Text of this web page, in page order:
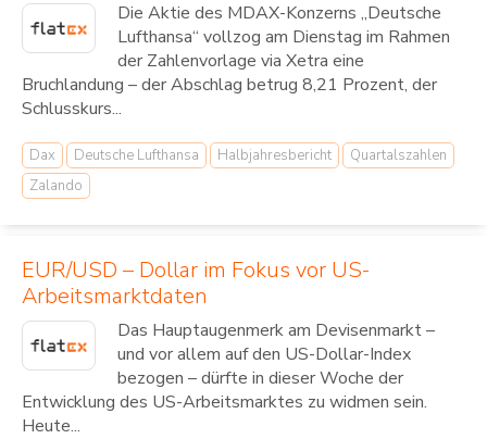
Die Aktie des MDAX-Konzerns „Deutsche
Lufthansa“ vollzog am Dienstag im Rahmen
der Zahlenvorlage via Xetra eine
Bruchlandung – der Abschlag betrug 8,21 Prozent, der
Schlusskurs...
Dax Deutsche Lufthansa Halbjahresbericht
Quartalszahlen
Zalando
EUR/USD – Dollar im Fokus vor US-
Arbeitsmarktdaten
Das Hauptaugenmerk am Devisenmarkt –
und vor allem auf den US-Dollar-Index
bezogen – dürfte in dieser Woche der
Entwicklung des US-Arbeitsmarktes zu widmen sein.
Heute...